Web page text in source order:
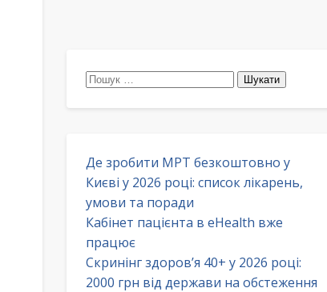
Пошук:
Де зробити МРТ безкоштовно у
Києві у 2026 році: список лікарень,
умови та поради
Кабінет пацієнта в eHealth вже
працює
Скринінг здоров’я 40+ у 2026 році:
2000 грн від держави на обстеження